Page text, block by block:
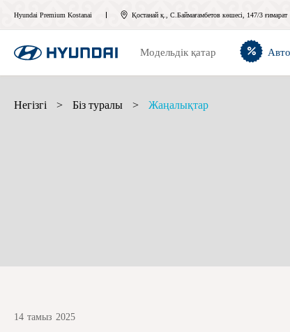
Hyundai Premium Kostanai Қостанай қ., С.Баймағамбетов көшесі, 147/3 ғимарат
Модельдік қатар
Негізгі > Біз туралы > Жаңалықтар
14 тамыз 2025